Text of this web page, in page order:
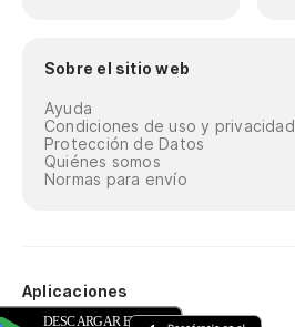
Sobre el sitio web
Ayuda
Condiciones de uso y privacidad
Protección de Datos
Quiénes somos
Normas para envío
Aplicaciones